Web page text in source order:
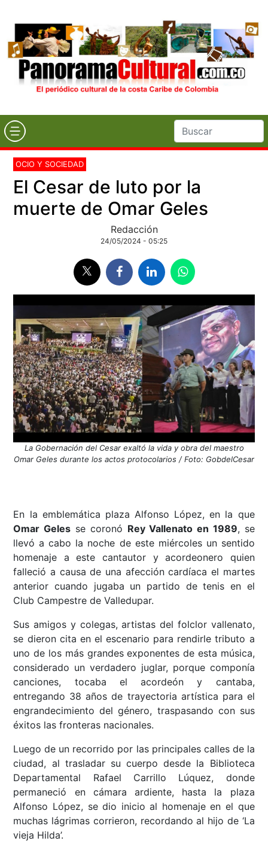
OCIO Y SOCIEDAD
El Cesar de luto por la
muerte de Omar Geles
Redacción
24/05/2024 - 05:25
La Gobernación del Cesar exaltó la vida y obra del maestro
Omar Geles durante los actos protocolarios / Foto: GobdelCesar
En la emblemática plaza Alfonso López, en la que
Omar Geles se coronó Rey Vallenato en 1989, se
llevó a cabo la noche de este miércoles un sentido
homenaje a este cantautor y acordeonero quien
falleció a causa de una afección cardíaca el martes
anterior cuando jugaba un partido de tenis en el
Club Campestre de Valledupar.
Sus amigos y colegas, artistas del folclor vallenato,
se dieron cita en el escenario para rendirle tributo a
uno de los más grandes exponentes de esta música,
considerado un verdadero juglar, porque componía
canciones, tocaba el acordeón y cantaba,
entregando 38 años de trayectoria artística para el
engrandecimiento del género, traspasando con sus
éxitos las fronteras nacionales.
Luego de un recorrido por las principales calles de la
ciudad, al trasladar su cuerpo desde la Biblioteca
Departamental Rafael Carrillo Lúquez, donde
permaneció en cámara ardiente, hasta la plaza
Alfonso López, se dio inicio al homenaje en el que
muchas lágrimas corrieron, recordando al hijo de ‘La
vieja Hilda’.